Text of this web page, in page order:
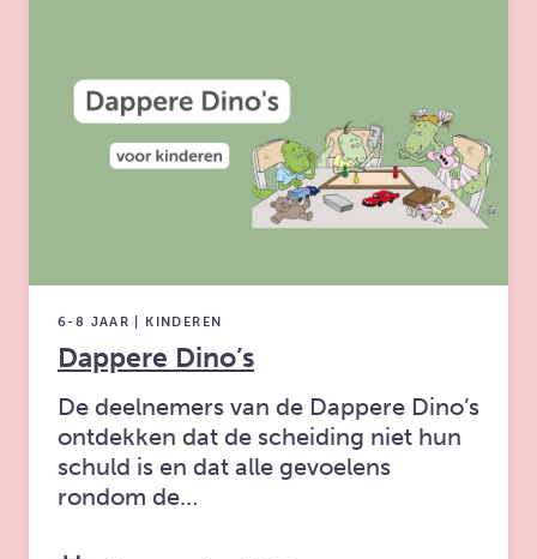
Dappere Dino’s
6-8 JAAR | KINDEREN
De deelnemers van de Dappere Dino’s
ontdekken dat de scheiding niet hun
schuld is en dat alle gevoelens
rondom de…